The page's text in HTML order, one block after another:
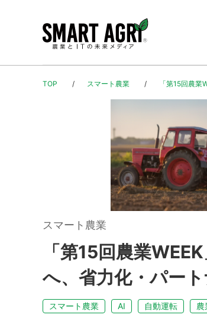
TOP スマート農業 「第15回農
スマート農業
「第15回農業
へ、省力化・パー
スマート農業 AI 自動運転 農